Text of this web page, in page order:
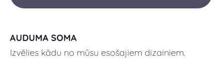
AUDUMA SOMA
Izvēlies kādu no mūsu esošajiem dizainiem.